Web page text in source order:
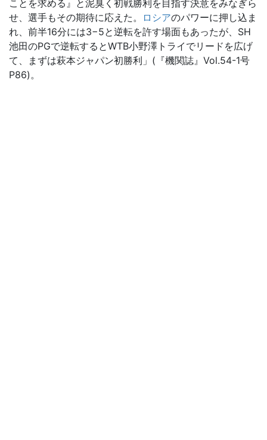
ことを求める』と泥臭く初戦勝利を目指す決意をみなぎら
せ、選手もその期待に応えた。
ロシアのパワーに押し込ま
れ、前半16分には3−5と逆転を許す場面もあったが、SH
池田のPGで逆転するとWTB小野澤トライでリードを広げ
て、まずは萩本ジャパン初勝利」(『機関誌』Vol.54-1号
P86)。